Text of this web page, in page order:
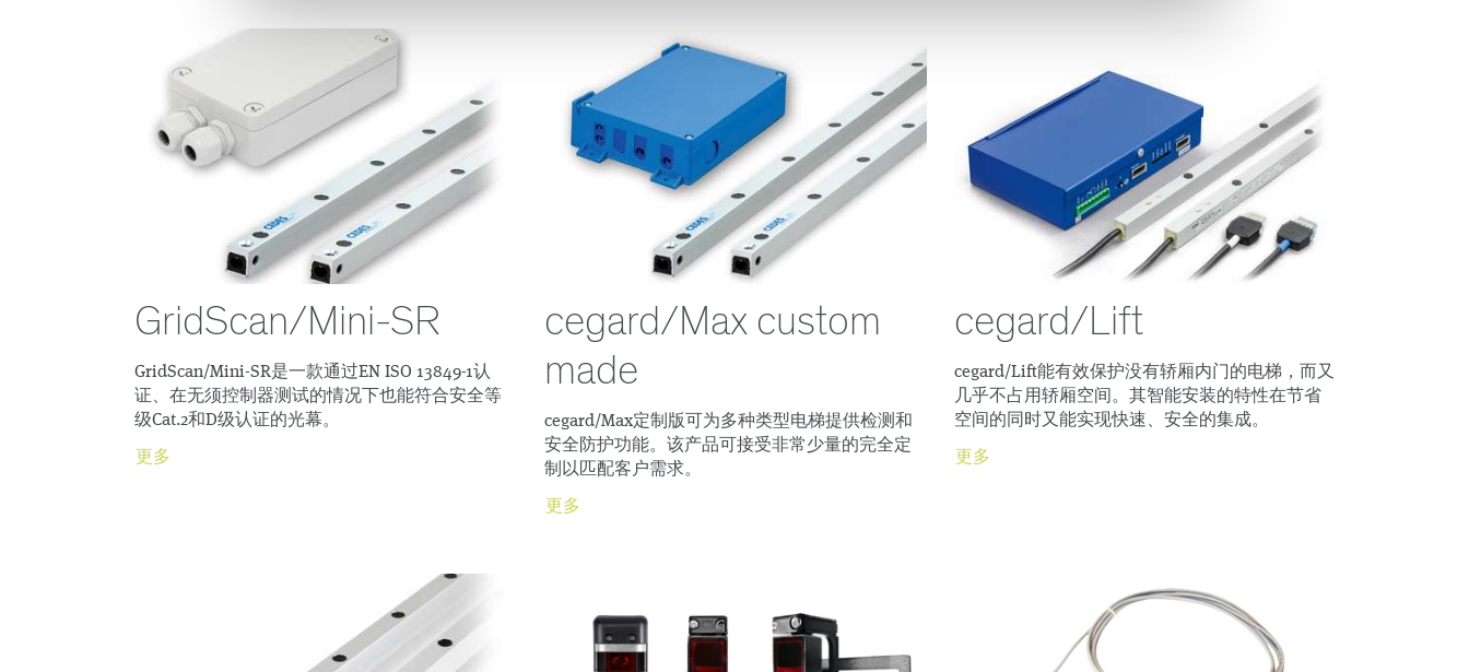
GridScan/Mini-SR
GridScan/Mini-SR是一款通过EN ISO 13849-1认
证、在无须控制器测试的情况下也能符合安全等
级Cat.2和D级认证的光幕。
更多
cegard/Max custom
made
cegard/Max定制版可为多种类型电梯提供检测和
安全防护功能。该产品可接受非常少量的完全定
制以匹配客户需求。
更多
cegard/Lift
cegard/Lift能有效保护没有轿厢内门的电梯，而又
几乎不占用轿厢空间。其智能安装的特性在节省
空间的同时又能实现快速、安全的集成。
更多